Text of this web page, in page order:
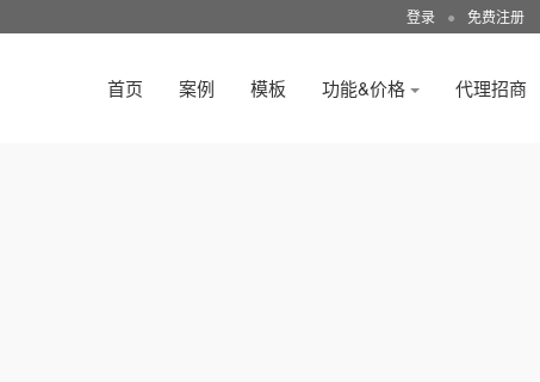
登录 ● 免费注册
首页 案例 模板 功能&价格 代理招商